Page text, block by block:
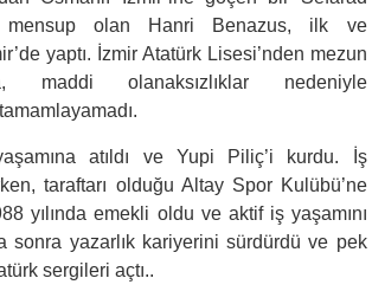
mensup olan Hanri Benazus, ilk ve
yaptı. İzmir Atatürk Lisesi’nden mezun
maddi olanaksızlıklar nedeniyle
atıldı ve Yupi Piliç’i kurdu. İş
taraftarı olduğu Altay Spor Kulübü’ne
yılında emekli oldu ve aktif iş yaşamını
sonra yazarlık kariyerini sürdürdü ve pek
sergileri açtı..